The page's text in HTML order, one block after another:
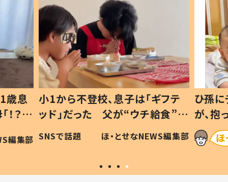
歳息
？」
編集部
小1から不登校、息子は「ギフテ
ッド」だった 父が“ウチ給食”を
作り続ける理由とは #令和の親
#令和の子
SNSで話題 ほ・とせなNEWS編集部
ひ孫
が、
「涙が
い」